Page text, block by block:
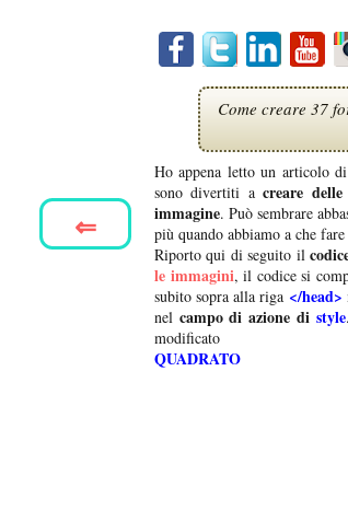
Come creare 37
Ho appena letto un articolo
sono divertiti acreare
immagine. Può sembrare
più quando abbiamo a che
Riporto qui di seguito il
le immagini, il codice si
subito sopra alla riga </head>
nel campo di azione di style
modificato
QUADRATO
⇐